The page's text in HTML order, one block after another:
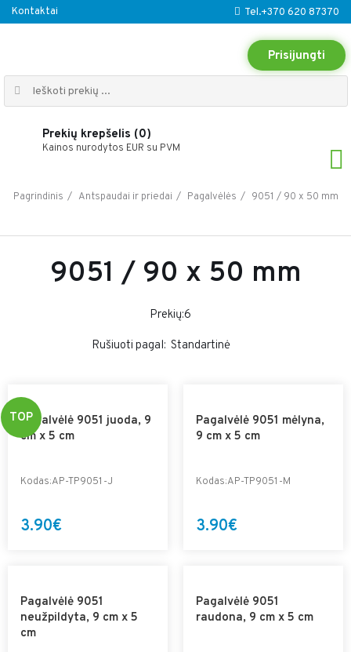
Tel.+370 620 87370
Kontaktai
Prekių krepšelis (0)
Kainos nurodytos EUR su PVM
Prisijungti
Pagrindinis Antspaudai ir priedai Pagalvėlės 9051 / 90 x 50 mm
9051 / 90 x 50 mm
Prekių:6
Rušiuoti pagal:
TOPPagalvėlė 9051 juoda, 9
cm x 5 cm
Kodas:AP-TP9051-J
3.90€
Pagalvėlė 9051 mėlyna,
9 cm x 5 cm
Kodas:AP-TP9051-M
3.90€
Pagalvėlė 9051
neužpildyta, 9 cm x 5
cm
Pagalvėlė 9051
raudona, 9 cm x 5 cm